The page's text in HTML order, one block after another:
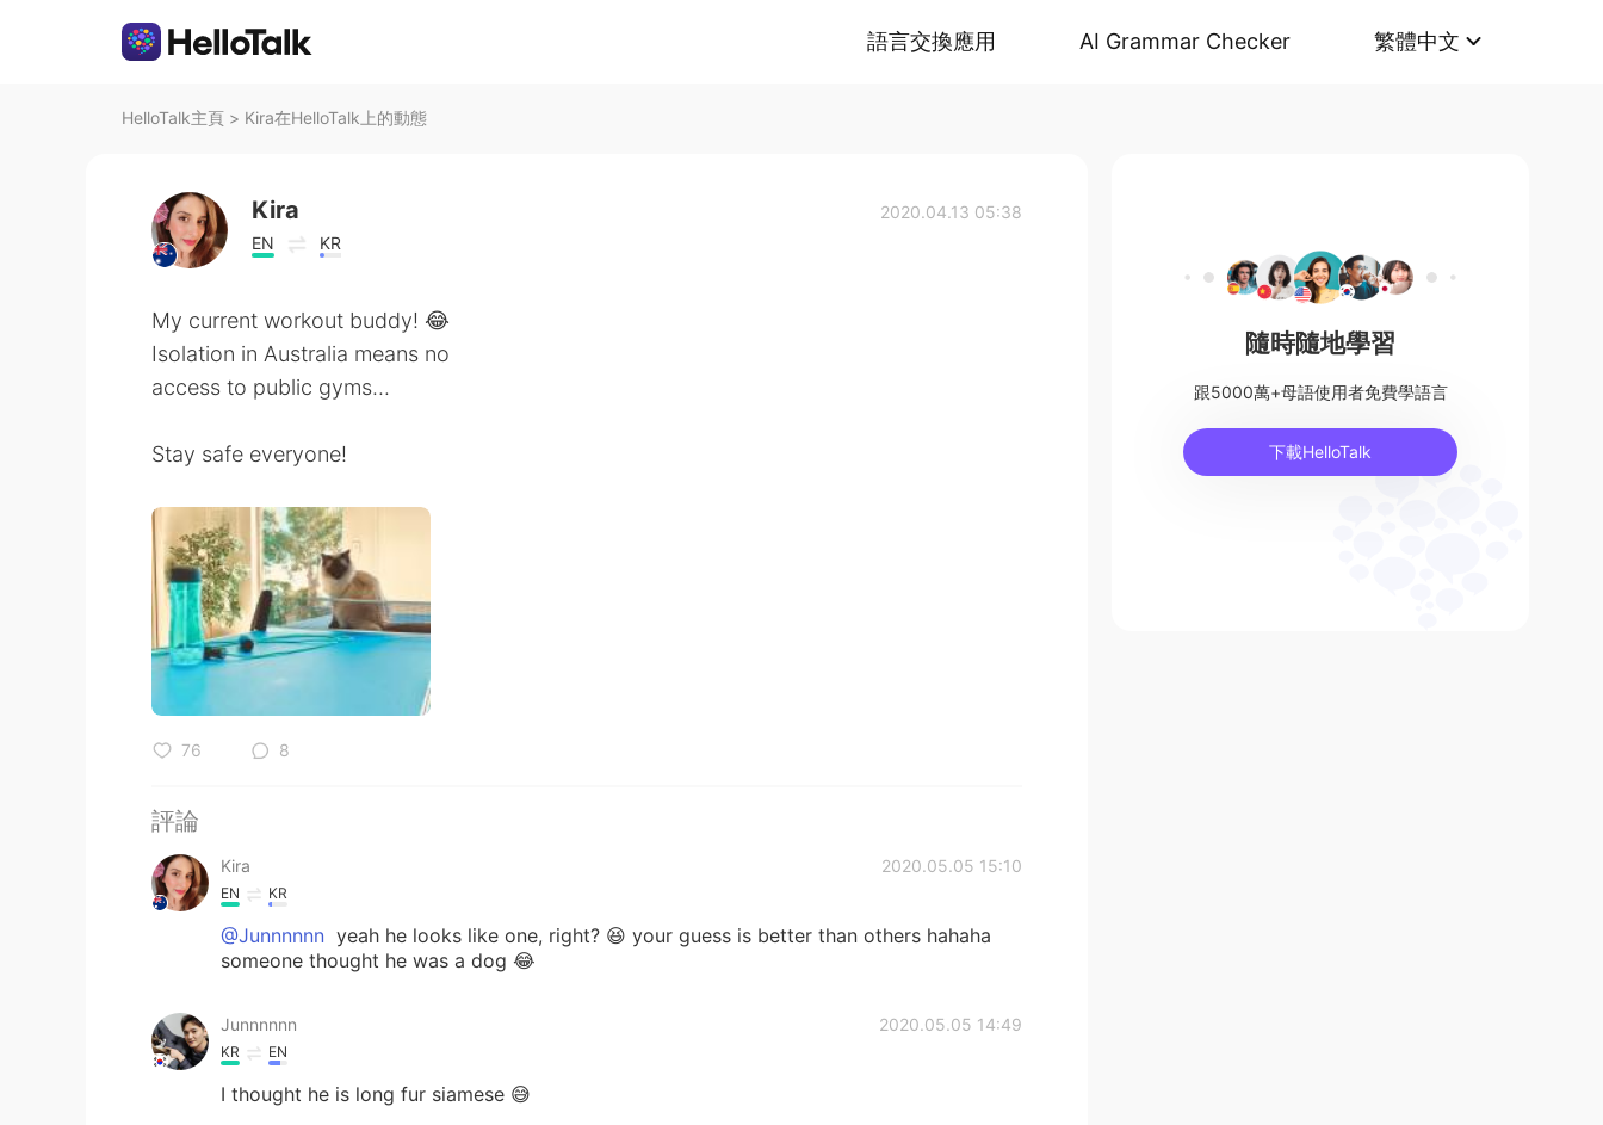
語言交換應用 AI Grammar Checker 繁體中文
HelloTalk主頁 > Kira在HelloTalk上的動態
Kira
EN KR
2020.04.13 05:38
My current workout buddy! 😂
Isolation in Australia means no
access to public gyms...
Stay safe everyone!
76 8
評論
Kira 2020.05.05 15:10
EN KR
@Junnnnnn yeah he looks like one, right? 😆 your guess is better than others hahaha
someone thought he was a dog 😂
Junnnnnn 2020.05.05 14:49
KR EN
I thought he is long fur siamese 😅
隨時隨地學習
跟5000萬+母語使用者免費學語言
下載HelloTalk